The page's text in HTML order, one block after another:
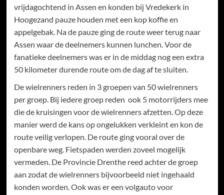
vrijdagochtend in Assen en konden bij Vredekerk in
Hoogezand pauze houden met een kop koffie en
appelgebak. Na de pauze ging de route weer terug naar
Assen waar de deelnemers kunnen lunchen. Voor de
fanatieke deelnemers was er in de middag nog een extra
50 kilometer durende route om de dag af te sluiten.
De wielrenners reden in 3 groepen van 50 wielrenners
per groep. Bij iedere groep reden ook 5 motorrijders mee
die de kruisingen voor de wielrenners afzetten. Op deze
manier werd de kans op ongelukken verkleint en kon de
route veilig verlopen. De route ging vooral over de
openbare weg. Fietspaden werden zoveel mogelijk
vermeden. De Provincie Drenthe reed achter de groep
aan zodat de wielrenners bijvoorbeeld niet ingehaald
konden worden. Ook was er een volgauto voor